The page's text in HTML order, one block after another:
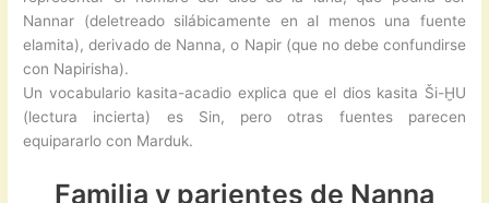
Nannar (deletreado silábicamente en al menos una fuente
elamita), derivado de Nanna, o Napir (que no debe confundirse
con Napirisha).
Un vocabulario kasita-acadio explica que el dios kasita Ši-ḪU
(lectura incierta) es Sin, pero otras fuentes parecen
equipararlo con Marduk.
Familia y parientes de Nanna